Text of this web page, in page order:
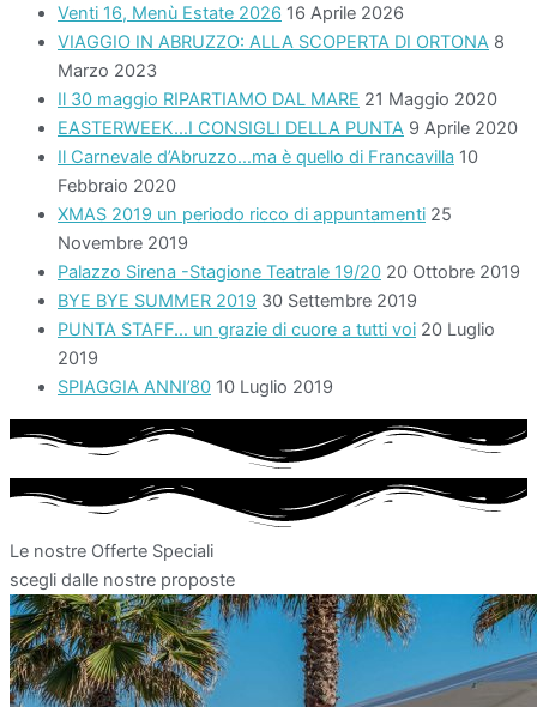
Venti 16, Menù Estate 2026 16 Aprile 2026
VIAGGIO IN ABRUZZO: ALLA SCOPERTA DI ORTONA 8
Marzo 2023
Il 30 maggio RIPARTIAMO DAL MARE 21 Maggio 2020
EASTERWEEK…I CONSIGLI DELLA PUNTA 9 Aprile 2020
Il Carnevale d’Abruzzo…ma è quello di Francavilla 10
Febbraio 2020
XMAS 2019 un periodo ricco di appuntamenti 25
Novembre 2019
Palazzo Sirena -Stagione Teatrale 19/20 20 Ottobre 2019
BYE BYE SUMMER 2019 30 Settembre 2019
PUNTA STAFF… un grazie di cuore a tutti voi 20 Luglio
2019
SPIAGGIA ANNI’80 10 Luglio 2019
Le nostre Offerte Speciali
scegli dalle nostre proposte